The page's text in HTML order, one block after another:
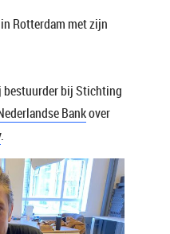
Rotterdam met zijn
bestuurder bij Stichting
Bankover
.